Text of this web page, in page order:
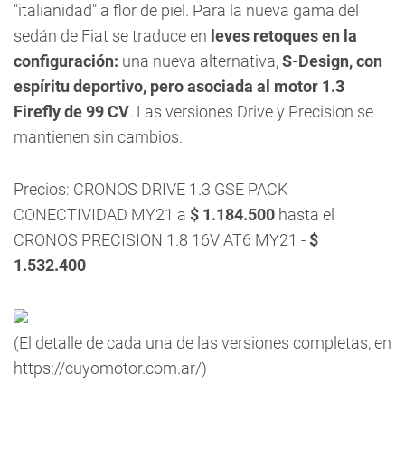
"italianidad" a flor de piel. Para la nueva gama del
sedán de Fiat se traduce en leves retoques en la
configuración: una nueva alternativa,S-Design, con
espíritu deportivo, pero asociada al motor 1.3
Firefly de 99 CV. Las versiones Drive y Precision se
mantienen sin cambios.
Precios: CRONOS DRIVE 1.3 GSE PACK
CONECTIVIDAD MY21 a $ 1.184.500 hasta el
CRONOS PRECISION 1.8 16V AT6 MY21 - $
1.532.400
(El detalle de cada una de las versiones completas, en
https://cuyomotor.com.ar/)